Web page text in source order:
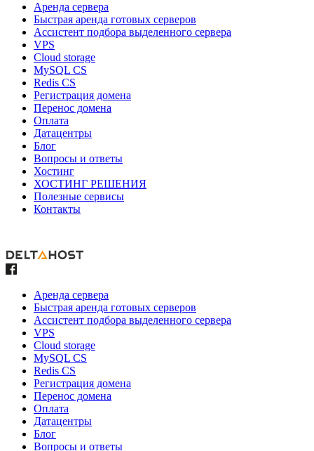
Аренда сервера
Быстрая аренда готовых серверов
Ассистент подбора выделенного сервера
VPS
Cloud storage
MySQL CS
Redis CS
Регистрация домена
Перенос домена
Оплата
Датацентры
Блог
Вопросы и ответы
Хостинг
ХОСТИНГ РЕШЕНИЯ
Полезные сервисы
Контакты
Аренда сервера
Быстрая аренда готовых серверов
Ассистент подбора выделенного сервера
VPS
Cloud storage
MySQL CS
Redis CS
Регистрация домена
Перенос домена
Оплата
Датацентры
Блог
Вопросы и ответы